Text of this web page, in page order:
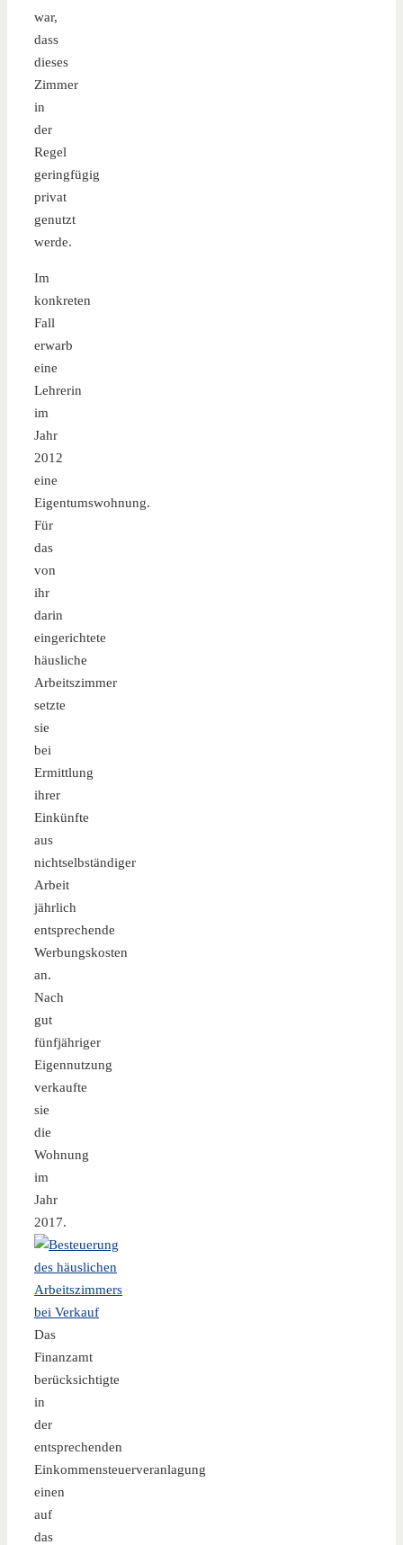
war,
dass
dieses
Zimmer
in
der
Regel
geringfügig
privat
genutzt
werde.
Im
konkreten
Fall
erwarb
eine
Lehrerin
im
Jahr
2012
eine
Eigentumswohnung.
Für
das
von
ihr
darin
eingerichtete
häusliche
Arbeitszimmer
setzte
sie
bei
Ermittlung
ihrer
Einkünfte
aus
nichtselbständiger
Arbeit
jährlich
entsprechende
Werbungskosten
an.
Nach
gut
fünfjähriger
Eigennutzung
verkaufte
sie
die
Wohnung
im
Jahr
2017.
Das
Finanzamt
berücksichtigte
in
der
entsprechenden
Einkommensteuerveranlagung
einen
auf
das